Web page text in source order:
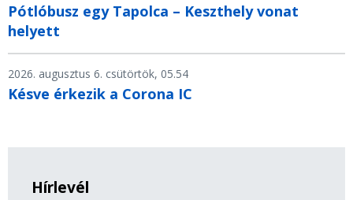
Pótlóbusz egy Tapolca – Keszthely vonat
helyett
2026. augusztus 6. csütörtök, 05.54
Késve érkezik a Corona IC
Hírlevél